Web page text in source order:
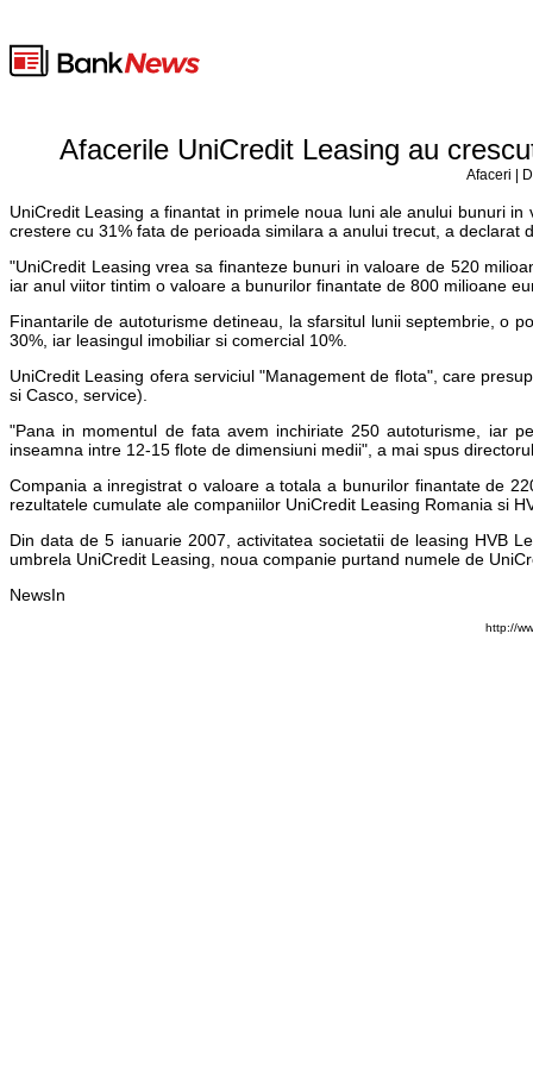
Afacerile UniCredit Leasing au
Afaceri |
UniCredit Leasing a finantat in primele noua luni ale anului bunuri
crestere cu 31% fata de perioada similara a anului trecut, a declarat
"UniCredit Leasing vrea sa finanteze bunuri in valoare de 520
iar anul viitor tintim o valoare a bunurilor finantate de 800 milioane
Finantarile de autoturisme detineau, la sfarsitul lunii septembrie, o
30%, iar leasingul imobiliar si comercial 10%.
UniCredit Leasing ofera serviciul "Management de flota", care
si Casco, service).
"Pana in momentul de fata avem inchiriate 250 autoturisme, iar
inseamna intre 12-15 flote de dimensiuni medii", a mai spus
Compania a inregistrat o valoare a totala a bunurilor finantate de
rezultatele cumulate ale companiilor UniCredit Leasing Romania si
Din data de 5 ianuarie 2007, activitatea societatii de leasing HVB
umbrela UniCredit Leasing, noua companie purtand numele de
NewsIn
http://